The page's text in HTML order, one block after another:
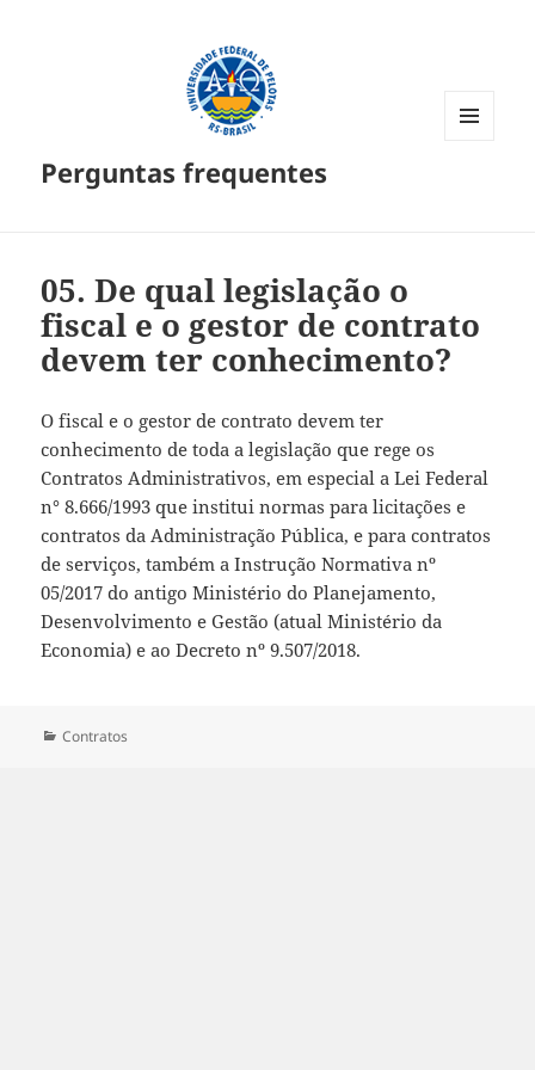
Perguntas frequentes
05. De qual legislação o
fiscal e o gestor de contrato
devem ter conhecimento?
O fiscal e o gestor de contrato devem ter
conhecimento de toda a legislação que rege os
Contratos Administrativos, em especial a Lei Federal
n° 8.666/1993 que institui normas para licitações e
contratos da Administração Pública, e para contratos
de serviços, também a Instrução Normativa nº
05/2017 do antigo Ministério do Planejamento,
Desenvolvimento e Gestão (atual Ministério da
Economia) e ao Decreto nº 9.507/2018.
Categorias
Contratos